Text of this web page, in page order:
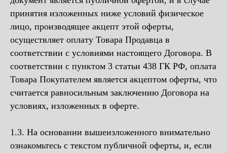
принятия изложенных ниже условий физическое
лицо, производящее акцепт этой оферты,
осуществляет оплату Товара Продавца в
соответствии с условиями настоящего Договора. В
соответствии с пунктом 3 статьи 438 ГК РФ, оплата
Товара Покупателем является акцептом оферты, что
считается равносильным заключению Договора на
условиях, изложенных в оферте.
1.3. На основании вышеизложенного внимательно
ознакомьтесь с текстом публичной оферты, и, если